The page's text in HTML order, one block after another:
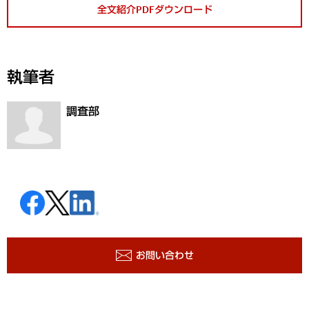
全文紹介PDFダウンロード
執筆者
調査部
お問い合わせ